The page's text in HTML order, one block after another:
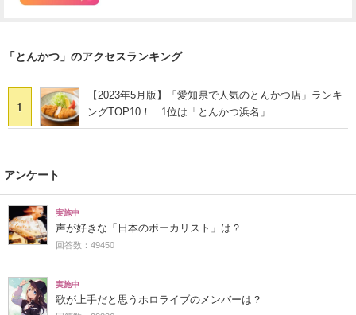
「とんかつ」のアクセスランキング
1
【2023年5月版】「愛知県で人気のとんかつ店」ランキ
ングTOP10！ 1位は「とんかつ浜名」
アンケート
実施中
声が好きな「日本のボーカリスト」は？
回答数：49450
実施中
歌が上手だと思うホロライブのメンバーは？